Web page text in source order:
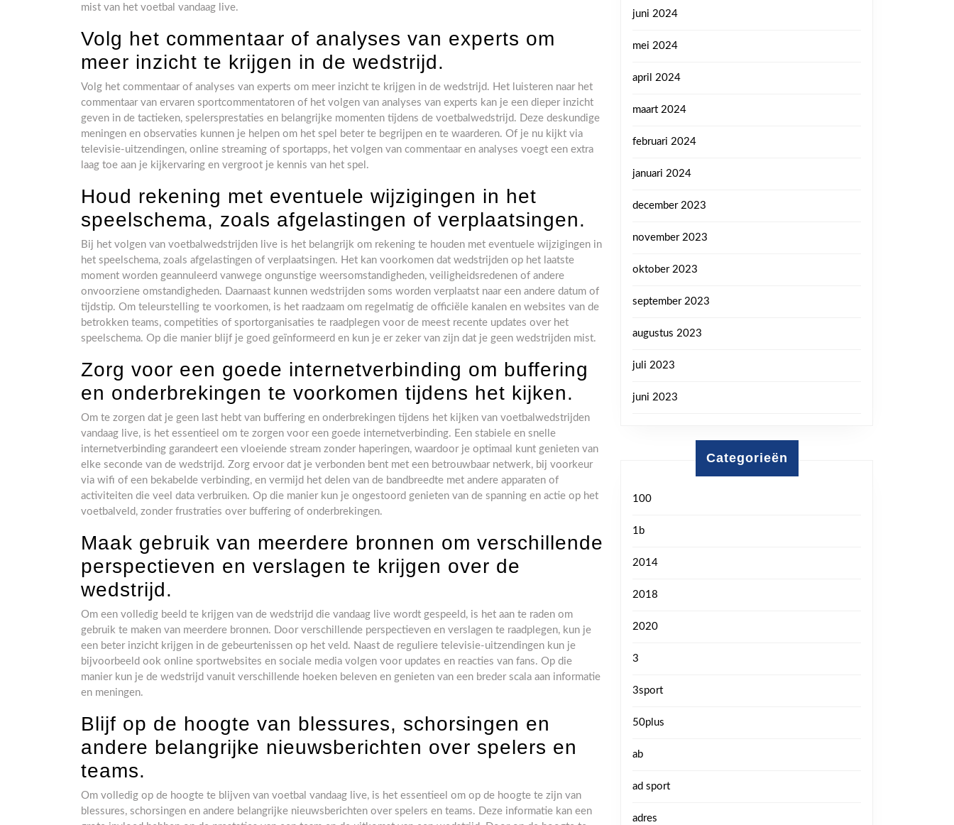
mist van het voetbal vandaag live.
Volg het commentaar of analyses van experts om
meer inzicht te krijgen in de wedstrijd.
Volg het commentaar of analyses van experts om meer inzicht te krijgen in de wedstrijd. Het luisteren naar het
commentaar van ervaren sportcommentatoren of het volgen van analyses van experts kan je een dieper inzicht
geven in de tactieken, spelersprestaties en belangrijke momenten tijdens de voetbalwedstrijd. Deze deskundige
meningen en observaties kunnen je helpen om het spel beter te begrijpen en te waarderen. Of je nu kijkt via
televisie-uitzendingen, online streaming of sportapps, het volgen van commentaar en analyses voegt een extra
laag toe aan je kijkervaring en vergroot je kennis van het spel.
Houd rekening met eventuele wijzigingen in het
speelschema, zoals afgelastingen of verplaatsingen.
Bij het volgen van voetbalwedstrijden live is het belangrijk om rekening te houden met eventuele wijzigingen in
het speelschema, zoals afgelastingen of verplaatsingen. Het kan voorkomen dat wedstrijden op het laatste
moment worden geannuleerd vanwege ongunstige weersomstandigheden, veiligheidsredenen of andere
onvoorziene omstandigheden. Daarnaast kunnen wedstrijden soms worden verplaatst naar een andere datum of
tijdstip. Om teleurstelling te voorkomen, is het raadzaam om regelmatig de officiële kanalen en websites van de
betrokken teams, competities of sportorganisaties te raadplegen voor de meest recente updates over het
speelschema. Op die manier blijf je goed geïnformeerd en kun je er zeker van zijn dat je geen wedstrijden mist.
Zorg voor een goede internetverbinding om buffering
en onderbrekingen te voorkomen tijdens het kijken.
Om te zorgen dat je geen last hebt van buffering en onderbrekingen tijdens het kijken van voetbalwedstrijden
vandaag live, is het essentieel om te zorgen voor een goede internetverbinding. Een stabiele en snelle
internetverbinding garandeert een vloeiende stream zonder haperingen, waardoor je optimaal kunt genieten van
elke seconde van de wedstrijd. Zorg ervoor dat je verbonden bent met een betrouwbaar netwerk, bij voorkeur
via wifi of een bekabelde verbinding, en vermijd het delen van de bandbreedte met andere apparaten of
activiteiten die veel data verbruiken. Op die manier kun je ongestoord genieten van de spanning en actie op het
voetbalveld, zonder frustraties over buffering of onderbrekingen.
Maak gebruik van meerdere bronnen om verschillende
perspectieven en verslagen te krijgen over de
wedstrijd.
Om een volledig beeld te krijgen van de wedstrijd die vandaag live wordt gespeeld, is het aan te raden om
gebruik te maken van meerdere bronnen. Door verschillende perspectieven en verslagen te raadplegen, kun je
een beter inzicht krijgen in de gebeurtenissen op het veld. Naast de reguliere televisie-uitzendingen kun je
bijvoorbeeld ook online sportwebsites en sociale media volgen voor updates en reacties van fans. Op die
manier kun je de wedstrijd vanuit verschillende hoeken beleven en genieten van een breder scala aan informatie
en meningen.
Blijf op de hoogte van blessures, schorsingen en
andere belangrijke nieuwsberichten over spelers en
teams.
Om volledig op de hoogte te blijven van voetbal vandaag live, is het essentieel om op de hoogte te zijn van
blessures, schorsingen en andere belangrijke nieuwsberichten over spelers en teams. Deze informatie kan een
juni 2024
mei 2024
april 2024
maart 2024
februari 2024
januari 2024
december 2023
november 2023
oktober 2023
september 2023
augustus 2023
juli 2023
juni 2023
Categorieën
100
1b
2014
2018
2020
3
3sport
50plus
ab
ad sport
adres